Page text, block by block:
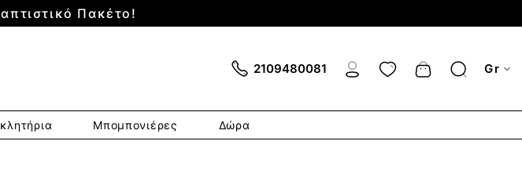
Πακέτο!
2109480081 Cart Gr
Μπομπονιέρες Δώρα